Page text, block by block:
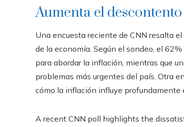
Aumenta el
Una encuesta reciente de CNN resalta
de la economía. Según el sondeo, el
para abordar la inflación, mientras que
problemas más urgentes del país. Otra
cómo la inflación influye profundamente
A recent CNN poll highlights the